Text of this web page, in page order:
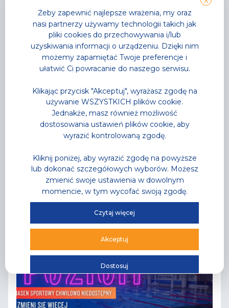
Noc saunowa na którą
wszyscy czekali
najgorętsza noc tego lata już za moment
Żeby zapewnić najlepsze wrażenia, my oraz
nasi partnerzy używamy technologii takich jak
pliki cookies do przechowywania i/lub
uzyskiwania informacji o urządzeniu. Dzięki nim
możemy zapamiętać Twoje preferencje i
ułatwić Ci powracanie do naszego serwisu.
Klikając przycisk "Akceptuj", wyrażasz zgodę na
używanie WSZYSTKICH plików cookie.
Jednakże, masz również możliwość
dostosowania ustawień plików cookie, aby
wyrazić kontrolowaną zgodę.
Kliknij poniżej, aby wyrazić zgodę na powyższe
lub dokonać szczegółowych wyborów. Możesz
zmienić swoje ustawienia w dowolnym
momencie, w tym wycofać swoją zgodę.
Czytaj więcej
Akceptuj
Dostosuj